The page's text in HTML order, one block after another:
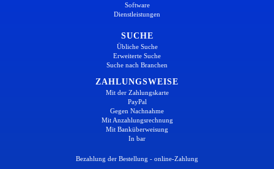
Software
Dienstleistungen
SUCHE
Übliche Suche
Erweiterte Suche
Suche nach Branchen
ZAHLUNGSWEISE
Mit der Zahlungskarte
PayPal
Gegen Nachnahme
Mit Anzahlungsrechnung
Mit Banküberweisung
In bar
Bezahlung der Bestellung - online-Zahlung